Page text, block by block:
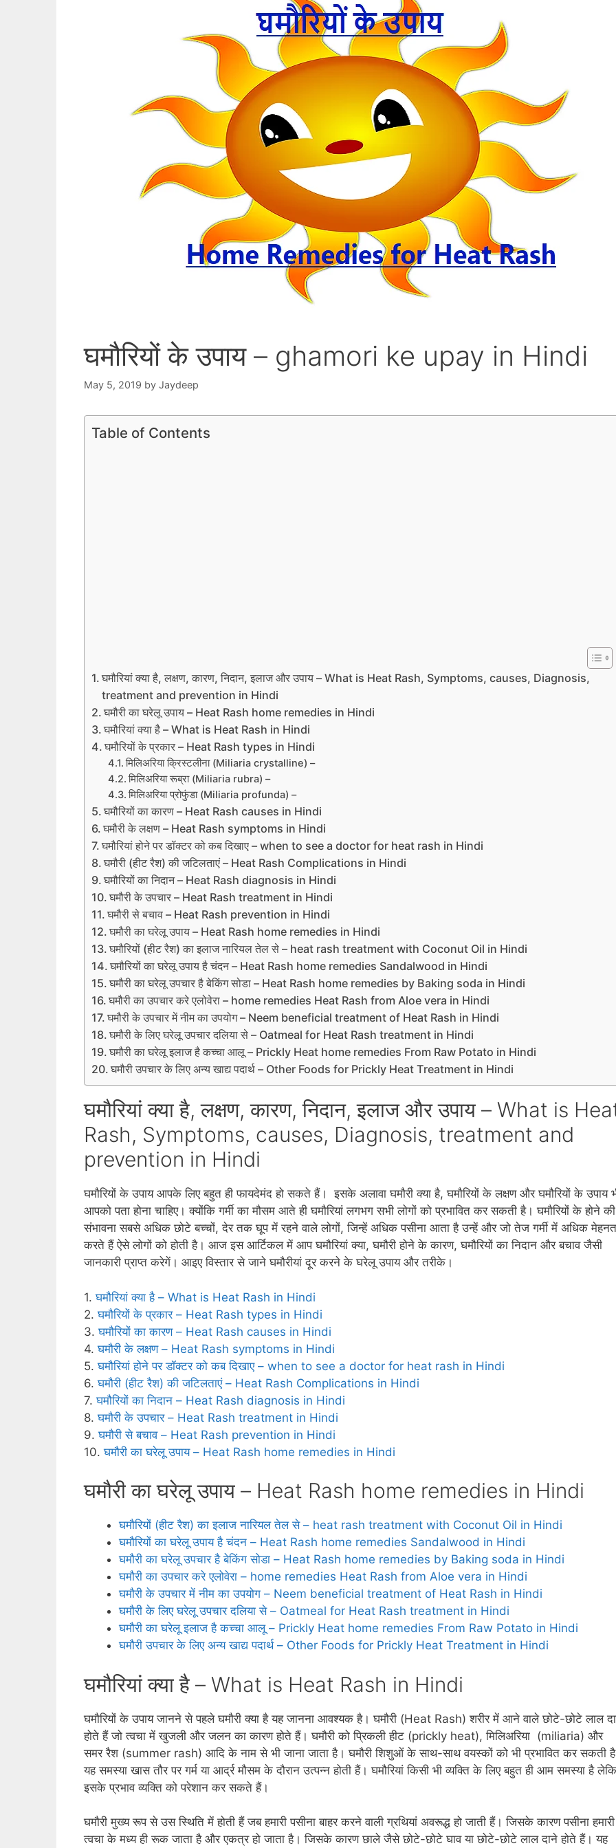
घमौरियों के उपाय – ghamori ke upay in Hindi
May 5, 2019 by Jaydeep
Table of Contents
घमौरियां क्या है, लक्षण, कारण, निदान, इलाज और उपाय – What is Heat Rash, Symptoms, causes, Diagnosis,
treatment and prevention in Hindi
घमौरी का घरेलू उपाय – Heat Rash home remedies in Hindi
घमौरियां क्या है – What is Heat Rash in Hindi
घमौरियों के प्रकार – Heat Rash types in Hindi
मिलिअरिया क्रिस्टलीना (Miliaria crystalline) –
मिलिअरिया रूब्रा (Miliaria rubra) –
मिलिअरिया प्रोफुंडा (Miliaria profunda) –
घमौरियों का कारण – Heat Rash causes in Hindi
घमौरी के लक्षण – Heat Rash symptoms in Hindi
घमौरियां होने पर डॉक्टर को कब दिखाए – when to see a doctor for heat rash in Hindi
घमौरी (हीट रैश) की जटिलताएं – Heat Rash Complications in Hindi
घमौरियों का निदान – Heat Rash diagnosis in Hindi
घमौरी के उपचार – Heat Rash treatment in Hindi
घमौरी से बचाव – Heat Rash prevention in Hindi
घमौरी का घरेलू उपाय – Heat Rash home remedies in Hindi
घमौरियों (हीट रैश) का इलाज नारियल तेल से – heat rash treatment with Coconut Oil in Hindi
घमौरियों का घरेलू उपाय है चंदन – Heat Rash home remedies Sandalwood in Hindi
घमौरी का घरेलू उपचार है बेकिंग सोडा – Heat Rash home remedies by Baking soda in Hindi
घमौरी का उपचार करे एलोवेरा – home remedies Heat Rash from Aloe vera in Hindi
घमौरी के उपचार में नीम का उपयोग – Neem beneficial treatment of Heat Rash in Hindi
घमौरी के लिए घरेलू उपचार दलिया से – Oatmeal for Heat Rash treatment in Hindi
घमौरी का घरेलू इलाज है कच्चा आलू – Prickly Heat home remedies From Raw Potato in Hindi
घमौरी उपचार के लिए अन्य खाद्य पदार्थ – Other Foods for Prickly Heat Treatment in Hindi
घमौरियां क्या है, लक्षण, कारण, निदान, इलाज और उपाय – What is
Rash, Symptoms, causes, Diagnosis, treatment and
prevention in Hindi
घमौरियों के उपाय आपके लिए बहुत ही फायदेमंद हो सकते हैं। इसके अलावा घमौरी क्‍या है, घमौरियों के लक्षण और घमौरियों के उपाय
आपको पता होना चाहिए। क्‍योंकि गर्मी का मौसम आते ही घमौरियां लगभग सभी लोगों को प्रभावित कर सकती है। घमौरियों के होने की
संभावना सबसे अधिक छोटे बच्‍चों, देर तक घूप में रहने वाले लोगों, जिन्‍हें अधिक पसीना आता है उन्‍हें और जो तेज गर्मी में अधिक मेहनत
करते हैं ऐसे लोगों को होती है। आज इस आर्टिकल में आप घमौरियां क्‍या, घमौरी होने के कारण, घमौरियों का निदान और बचाव जैसी
जानकारी प्राप्‍त करेगें। आइए विस्‍तार से जाने घमौरीयां दूर करने के घरेलू उपाय और तरीके।
1.घमौरियां क्या है – What is Heat Rash in Hindi
2.घमौरियों के प्रकार – Heat Rash types in Hindi
3.घमौरियों का कारण – Heat Rash causes in Hindi
4.घमौरी के लक्षण – Heat Rash symptoms in Hindi
5.घमौरियां होने पर डॉक्टर को कब दिखाए – when to see a doctor for heat rash in Hindi
6.घमौरी (हीट रैश) की जटिलताएं – Heat Rash Complications in Hindi
7.घमौरियों का निदान – Heat Rash diagnosis in Hindi
8.घमौरी के उपचार – Heat Rash treatment in Hindi
9.घमौरी से बचाव – Heat Rash prevention in Hindi
10.घमौरी का घरेलू उपाय – Heat Rash home remedies in Hindi
घमौरी का घरेलू उपाय – Heat Rash home remedies in Hindi
घमौरियों (हीट रैश) का इलाज नारियल तेल से – heat rash treatment with Coconut Oil in Hindi
घमौरियों का घरेलू उपाय है चंदन – Heat Rash home remedies Sandalwood in Hindi
घमौरी का घरेलू उपचार है बेकिंग सोडा – Heat Rash home remedies by Baking soda in Hindi
घमौरी का उपचार करे एलोवेरा – home remedies Heat Rash from Aloe vera in Hindi
घमौरी के उपचार में नीम का उपयोग – Neem beneficial treatment of Heat Rash in Hindi
घमौरी के लिए घरेलू उपचार दलिया से – Oatmeal for Heat Rash treatment in Hindi
घमौरी का घरेलू इलाज है कच्चा आलू – Prickly Heat home remedies From Raw Potato in Hindi
घमौरी उपचार के लिए अन्य खाद्य पदार्थ – Other Foods for Prickly Heat Treatment in Hindi
घमौरियां क्या है – What is Heat Rash in Hindi
घमौरियों के उपाय जानने से पहले घमौरी क्‍या है यह जानना आवश्‍यक है। घमौरी (Heat Rash) शरीर में आने वाले छोटे-छोटे लाल
होते हैं जो त्‍वचा में खुजली और जलन का कारण होते हैं। घमौरी को प्रिकली हीट (prickly heat), मिलिअरिया (miliaria) और
समर रैश (summer rash) आदि के नाम से भी जाना जाता है। घमौरी शिशुओं के साथ-साथ वयस्कों को भी प्रभावित कर सकती
यह समस्‍या खास तौर पर गर्म या आर्द्र मौसम के दौरान उत्पन्न होती हैं। घमौरियां किसी भी व्‍यक्ति के लिए बहुत ही आम समस्‍या है
इसके प्रभाव व्‍यक्ति को परेशान कर सकते हैं।
घमौरी मुख्य रूप से उस स्थिति में होती हैं जब हमारी पसीना बाहर करने वाली ग्रथियां अवरूद्ध हो जाती हैं। जिसके कारण पसीना हमारी
त्‍वचा के मध्‍य ही रूक जाता है और एकत्र हो जाता है। जिसके कारण छाले जैसे छोटे-छोटे घाव या छोटे-छोटे लाल दाने होते हैं। यह